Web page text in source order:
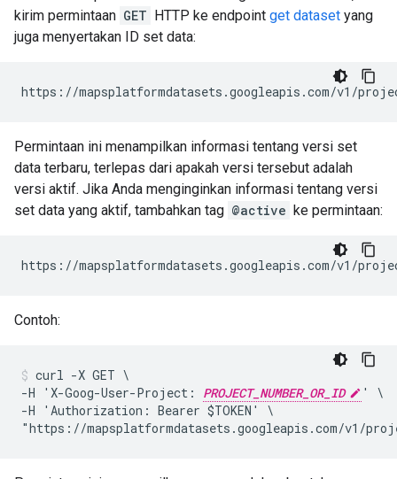
kirim permintaan GET HTTP ke endpoint get dataset yang
juga menyertakan ID set data:
https://mapsplatformdatasets.googleapis.com/v1/
Permintaan ini menampilkan informasi tentang versi set
data terbaru, terlepas dari apakah versi tersebut adalah
versi aktif. Jika Anda menginginkan informasi tentang versi
set data yang aktif, tambahkan tag @active ke permintaan:
https://mapsplatformdatasets.googleapis.com/v1/
Contoh:
curl -X GET \
-H 'X-Goog-User-Project: PROJECT_NUMBER_OR_ID
' \
-H 'Authorization: Bearer $TOKEN' \
"https://mapsplatformdatasets.googleapis.com/v1/